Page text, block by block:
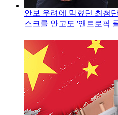
안보 우려에 막혔던 최첨
스크를 안고도 '앤트로픽